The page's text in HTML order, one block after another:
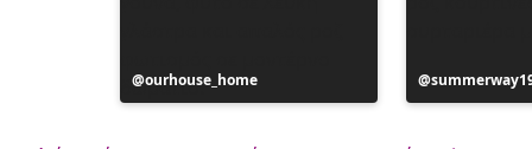
Η
ανάρτηση
ourhouse_home
Η
ανάρτηση
από